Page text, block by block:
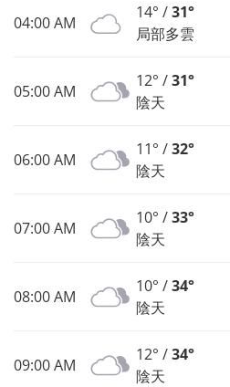
04:00 AM
14° /31°
局部多雲
05:00 AM
12° /31°
陰天
06:00 AM
11° /32°
陰天
07:00 AM
10° /33°
陰天
08:00 AM
10° /34°
陰天
09:00 AM
12° /34°
陰天